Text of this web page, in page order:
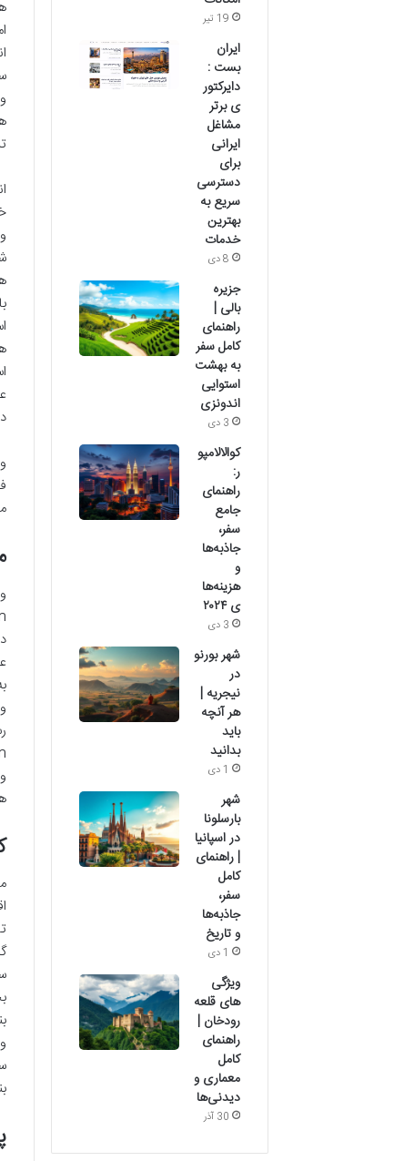
19 تیر
ایران
بست :
دایرکتور
ی برتر
مشاغل
ایرانی
برای
دسترسی
سریع به
بهترین
خدمات
8 دی
جزیره
بالی |
راهنمای
کامل سفر
به بهشت
استوایی
اندونزی
3 دی
کوالالامپو
ر:
راهنمای
جامع
سفر،
جاذبه‌ها
و
هزینه‌ها
ی ۲۰۲۴
3 دی
شهر بورنو
در
نیجریه |
هر آنچه
باید
بدانید
1 دی
شهر
بارسلونا
در اسپانیا
| راهنمای
کامل
سفر،
جاذبه‌ها
و تاریخ
1 دی
ویژگی
های قلعه
رودخان |
راهنمای
کامل
معماری و
دیدنی‌ها
30 آذر